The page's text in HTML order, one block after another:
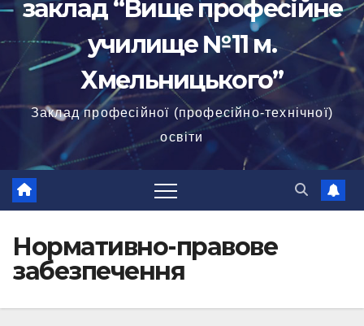
заклад “Вище професійне
училище №11 м.
Хмельницького”
Заклад професійної (професійно-технічної)
освіти
Нормативно-правове
забезпечення